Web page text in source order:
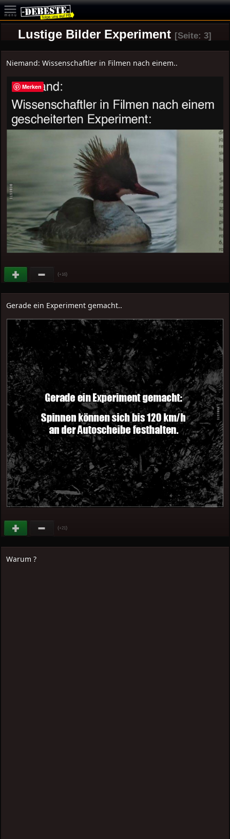
Lustige Bilder Experiment [Seite: 3]
Niemand: Wissenschaftler in Filmen nach einem..
(+16)
Gerade ein Experiment gemacht..
(+21)
Warum ?
Merken